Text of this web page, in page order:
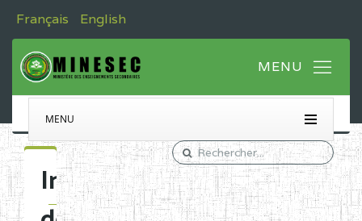
Français English
MENU
Immatriculation